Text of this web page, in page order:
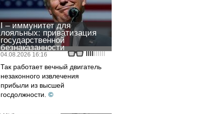
I – иммунитет для
лояльных: приватизация
государственной
безнаказанности
04.08.2026 16:16
Так работает вечный двигатель
незаконного извлечения
прибыли из высшей
госдолжности. ©